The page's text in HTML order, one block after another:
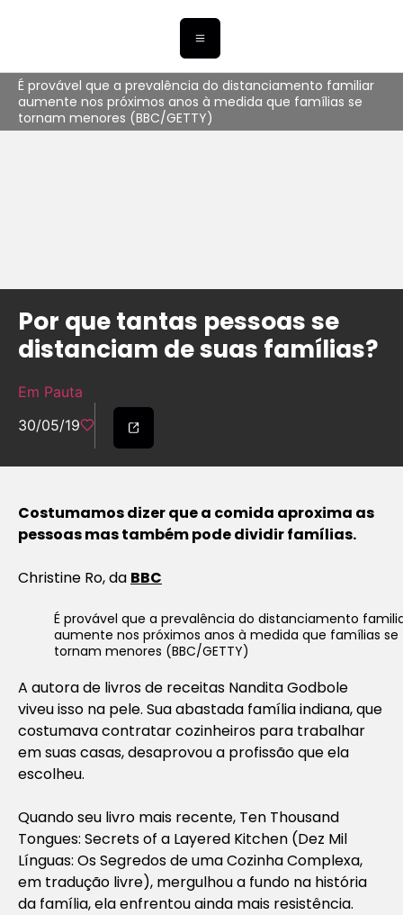
É provável que a prevalência do distanciamento familiar
aumente nos próximos anos à medida que famílias se
tornam menores (BBC/GETTY)
Por que tantas pessoas se
distanciam de suas famílias?
Em Pauta
30/05/19
Costumamos dizer que a comida aproxima as
pessoas mas também pode dividir famílias.
Christine Ro, da BBC
É provável que a prevalência do distanciamento
aumente nos próximos anos à medida que famílias se
tornam menores (BBC/GETTY)
A autora de livros de receitas Nandita Godbole
viveu isso na pele. Sua abastada família indiana, que
costumava contratar cozinheiros para trabalhar
em suas casas, desaprovou a profissão que ela
escolheu.
Quando seu livro mais recente, Ten Thousand
Tongues: Secrets of a Layered Kitchen (Dez Mil
Línguas: Os Segredos de uma Cozinha Complexa,
em tradução livre), mergulhou a fundo na história
da família, ela enfrentou ainda mais resistência.